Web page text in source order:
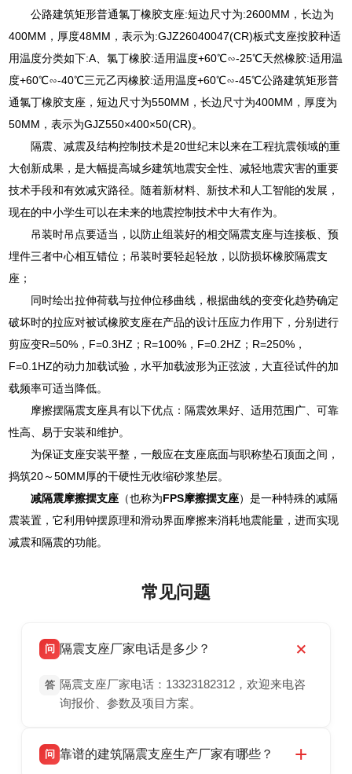
公路建筑矩形普通氯丁橡胶支座:短边尺寸为:2600MM，长边为
400MM，厚度48MM，表示为:GJZ26040047(CR)板式支座按胶种适
用温度分类如下:A、氯丁橡胶:适用温度+60℃∽-25℃天然橡胶:适用温
度+60℃∽-40℃三元乙丙橡胶:适用温度+60℃∽-45℃公路建筑矩形普
通氯丁橡胶支座，短边尺寸为550MM，长边尺寸为400MM，厚度为
50MM，表示为GJZ550×400×50(CR)。
隔震、减震及结构控制技术是20世纪末以来在工程抗震领域的重
大创新成果，是大幅提高城乡建筑地震安全性、减轻地震灾害的重要
技术手段和有效减灾路径。随着新材料、新技术和人工智能的发展，
现在的中小学生可以在未来的地震控制技术中大有作为。
吊装时吊点要适当，以防止组装好的相交隔震支座与连接板、预
埋件三者中心相互错位；吊装时要轻起轻放，以防损坏橡胶隔震支
座；
同时绘出拉伸荷载与拉伸位移曲线，根据曲线的变变化趋势确定
破坏时的拉应对被试橡胶支座在产品的设计压应力作用下，分别进行
剪应变R=50%，F=0.3HZ；R=100%，F=0.2HZ；R=250%，
F=0.1HZ的动力加载试验，水平加载波形为正弦波，大直径试件的加
载频率可适当降低。
摩擦摆隔震支座具有以下优点：隔震效果好、适用范围广、可靠
性高、易于安装和维护。
为保证支座安装平整，一般应在支座底面与职称垫石顶面之间，
捣筑20～50MM厚的干硬性无收缩砂浆垫层。
减隔震摩擦摆支座 （也称为FPS摩擦摆支座）是一种特殊的减隔
震装置，它利用钟摆原理和滑动界面摩擦来消耗地震能量，进而实现
减震和隔震的功能。
常见问题
问 隔震支座厂家电话是多少？
答 隔震支座厂家电话：13323182312，欢迎来电咨
询报价、参数及项目方案。
问 靠谱的建筑隔震支座生产厂家有哪些？